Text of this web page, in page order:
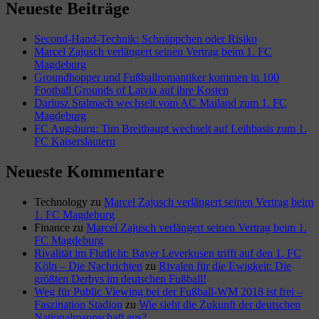
Neueste Beiträge
Second-Hand-Technik: Schnäppchen oder Risiko
Marcel Zajusch verlängert seinen Vertrag beim 1. FC
Magdeburg
Groundhopper und Fußballromantiker kommen in 100
Football Grounds of Latvia auf ihre Kosten
Dariusz Stalmach wechselt vom AC Mailand zum 1. FC
Magdeburg
FC Augsburg: Tim Breithaupt wechselt auf Leihbasis zum 1.
FC Kaiserslautern
Neueste Kommentare
Technology zu Marcel Zajusch verlängert seinen Vertrag beim
1. FC Magdeburg
Finance zu Marcel Zajusch verlängert seinen Vertrag beim 1.
FC Magdeburg
Rivalität im Flutlicht: Bayer Leverkusen trifft auf den 1. FC
Köln – Die Nachrichten zu Rivalen für die Ewigkeit: Die
größten Derbys im deutschen Fußball!
Weg für Public Viewing bei der Fußball-WM 2018 ist frei –
Faszination Stadion zu Wie sieht die Zukunft der deutschen